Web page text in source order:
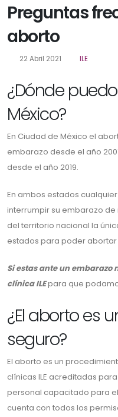
Preguntas
aborto
22 Abril 2021 ILE
¿Dónde
México?
En Ciudad de México el
embarazo desde el año
desde el año 2019.
En ambos estados
interrumpir su embarazo
del territorio nacional la
estados para poder abortar
Si estas ante un embarazo
clínica ILEpara que
¿El aborto es
seguro?
El aborto es un
clínicas ILE acreditadas
personal capacitado para
cuenta con todos los